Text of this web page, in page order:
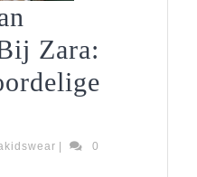
Zara:
em-
|
0